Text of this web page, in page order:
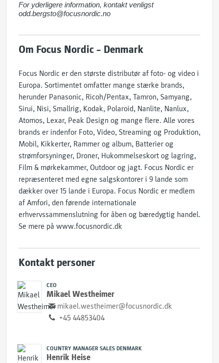
For yderligere information, kontakt venligst
odd.bergsto@focusnordic.no
Om Focus Nordic – Denmark
Focus Nordic er den største distributør af foto- og video i
Europa. Sortimentet omfatter mange stærke brands,
herunder Panasonic, Ricoh/Pentax, Tamron, Samyang,
Sirui, Nisi, Smallrig, Kodak, Polaroid, Nanlite, Nanlux,
Atomos, Lexar, Peak Design og mange flere. Alle vores
brands er indenfor Foto, Video, Streaming og Produktion,
Mobil, Kikkerter, Rammer og album, Batterier og
strømforsyninger, Droner, Hukommelseskort og lagring,
Film & mørkekammer, Outdoor og jagt. Focus Nordic er
repræsenteret med egne salgskontorer i 9 lande som
dækker over 15 lande i Europa. Focus Nordic er medlem
af Amfori, den førende internationale
erhvervssammenslutning for åben og bæredygtig handel.
Se mere på www.focusnordic.dk
Kontakt personer
CEO
Mikael Westheimer
mikael.westheimer@focusnordic.dk
+45 44853404
COUNTRY MANAGER SALES DENMARK
Henrik Heise